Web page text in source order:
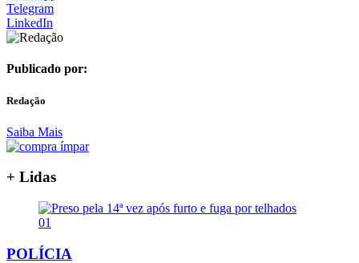
Telegram
LinkedIn
Publicado por:
Redação
Saiba Mais
+ Lidas
01
POLÍCIA